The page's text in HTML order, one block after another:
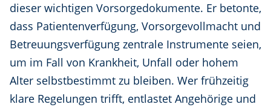
dieser wichtigen Vorsorgedokumente. Er betonte,
dass Patientenverfügung, Vorsorgevollmacht und
Betreuungsverfügung zentrale Instrumente seien,
um im Fall von Krankheit, Unfall oder hohem
Alter selbstbestimmt zu bleiben. Wer frühzeitig
klare Regelungen trifft, entlastet Angehörige und